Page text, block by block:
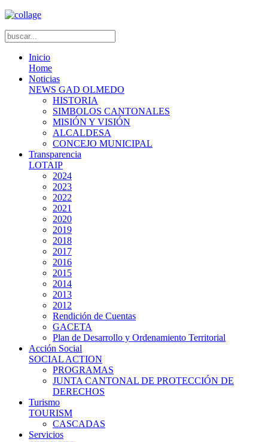
Inicio
Home
Noticias
NEWS GAD OLMEDO
HISTORIA
SIMBOLOS CANTONALES
MISIÓN Y VISIÓN
ALCALDESA
CONCEJO MUNICIPAL
Transparencia
LOTAIP
2024
2023
2022
2021
2020
2019
2018
2017
2016
2015
2014
2013
2012
Rendición de Cuentas
GACETA
Plan de Desarrollo y Ordenamiento Territorial
Acción Social
SOCIAL ACTION
PROGRAMAS
JUNTA CANTONAL DE PROTECCIÓN DE
DERECHOS
Turismo
TOURISM
CASCADAS
Servicios